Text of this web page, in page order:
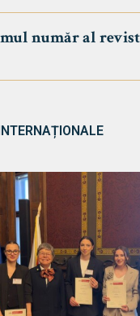
număr al